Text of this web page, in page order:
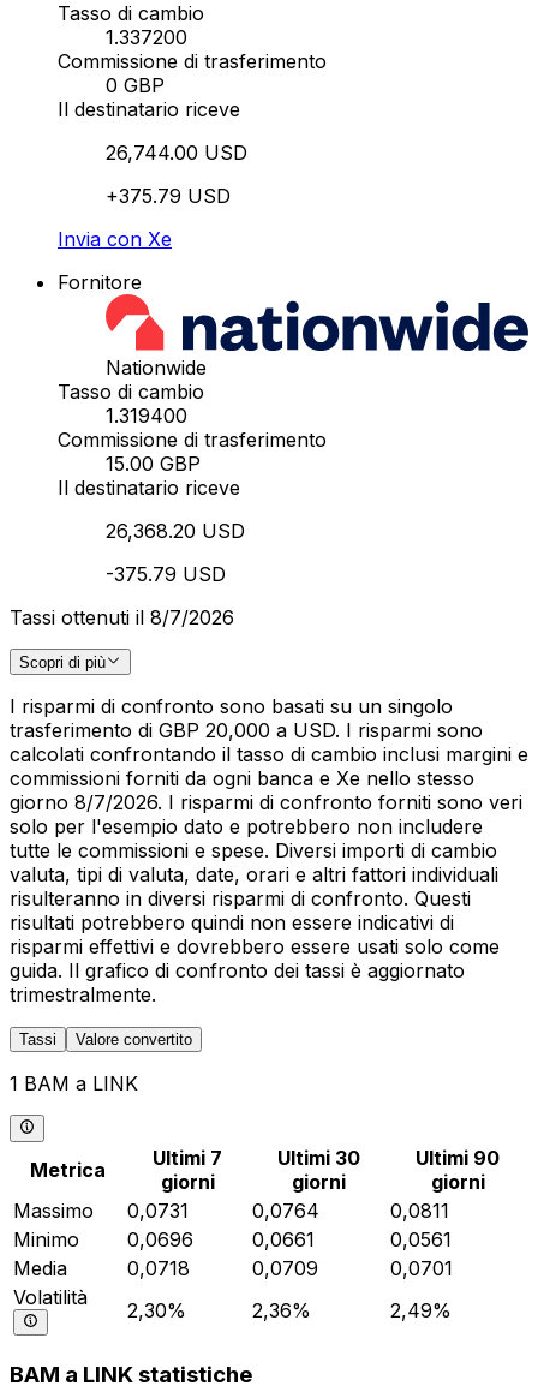
Tasso di cambio
1.337200
Commissione di trasferimento
0 GBP
Il destinatario riceve
26,744.00 USD
+375.79 USD
Invia con Xe
Fornitore
Nationwide
Tasso di cambio
1.319400
Commissione di trasferimento
15.00 GBP
Il destinatario riceve
26,368.20 USD
-375.79 USD
Tassi ottenuti il 8/7/2026
Scopri di più
I risparmi di confronto sono basati su un singolo
trasferimento di GBP 20,000 a USD. I risparmi sono
calcolati confrontando il tasso di cambio inclusi margini e
commissioni forniti da ogni banca e Xe nello stesso
giorno 8/7/2026. I risparmi di confronto forniti sono veri
solo per l'esempio dato e potrebbero non includere
tutte le commissioni e spese. Diversi importi di cambio
valuta, tipi di valuta, date, orari e altri fattori individuali
risulteranno in diversi risparmi di confronto. Questi
risultati potrebbero quindi non essere indicativi di
risparmi effettivi e dovrebbero essere usati solo come
guida. Il grafico di confronto dei tassi è aggiornato
trimestralmente.
Tassi Valore convertito
1 BAM a LINK
Metrica
Ultimi 7
giorni
Ultimi 30
giorni
Ultimi 90
giorni
Massimo
0,0731 0,0764
0,0811
Minimo
0,0696 0,0661
0,0561
Media
0,0718 0,0709
0,0701
Volatilità
2,30% 2,36% 2,49%
BAM a LINK statistiche